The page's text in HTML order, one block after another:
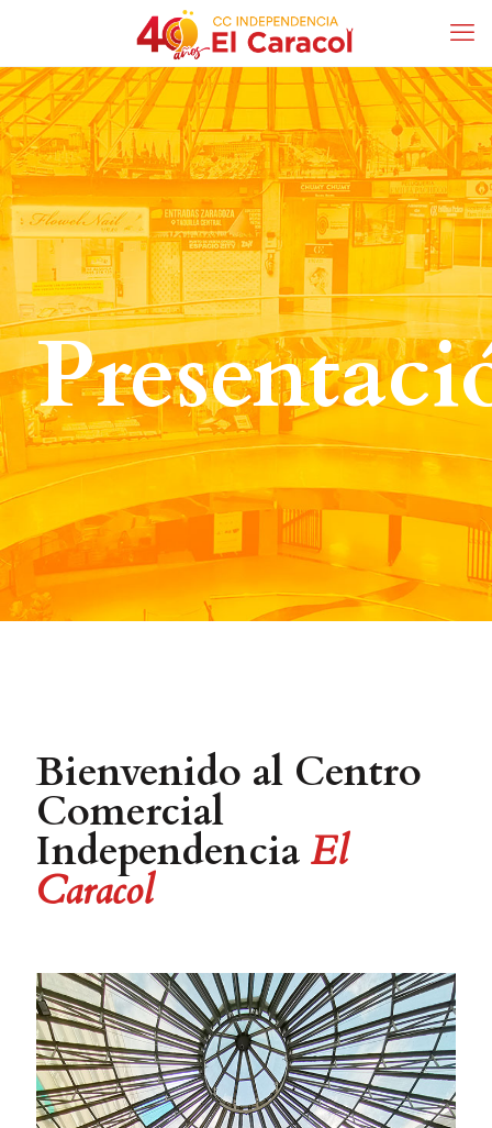
Bienvenido al Centro
Comercial
Independencia El
Caracol